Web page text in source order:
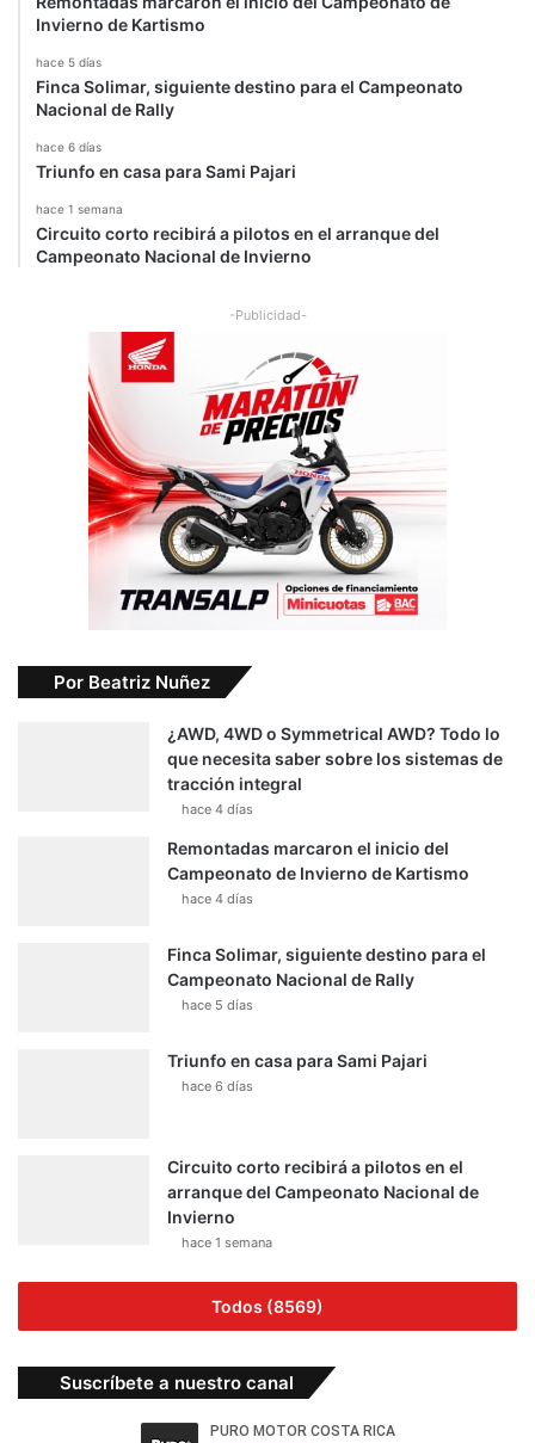
Invierno de Kartismo
hace 5 días
Finca Solimar, siguiente destino para el Campeonato
Nacional de Rally
hace 6 días
Triunfo en casa para Sami Pajari
hace 1 semana
Circuito corto recibirá a pilotos en el arranque del
Campeonato Nacional de Invierno
-Publicidad-
Por Beatriz Nuñez
¿AWD, 4WD o Symmetrical AWD? Todo lo
que necesita saber sobre los sistemas de
tracción integral
hace 4 días
Remontadas marcaron el inicio del
Campeonato de Invierno de Kartismo
hace 4 días
Finca Solimar, siguiente destino para el
Campeonato Nacional de Rally
hace 5 días
Triunfo en casa para Sami Pajari
hace 6 días
Circuito corto recibirá a pilotos en el
arranque del Campeonato Nacional de
Invierno
hace 1 semana
Todos (8569)
Suscríbete a nuestro canal